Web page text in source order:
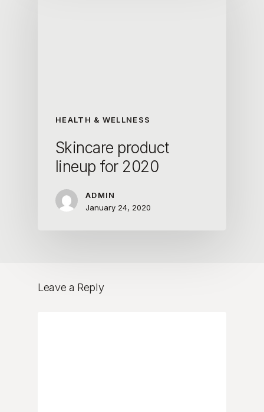
HEALTH & WELLNESS
Skincare product
lineup for 2020
ADMIN
January 24, 2020
Leave a Reply